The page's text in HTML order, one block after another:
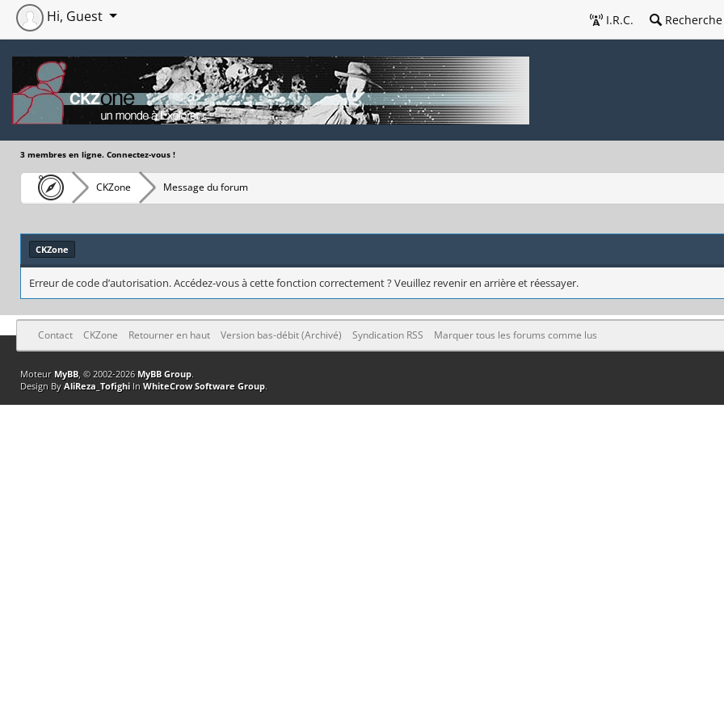
I.R.C. Recherche
Hi, Guest
3 membres en ligne. Connectez-vous !
CKZone Message du forum
CKZone
Erreur de code d’autorisation. Accédez-vous à cette fonction correctement ? Veuillez revenir en arrière et réessayer.
Contact CKZone Retourner en haut Version bas-débit (Archivé) Syndication RSS Marquer tous les forums comme lus
Moteur MyBB, © 2002-2026 MyBB Group.
Design By AliReza_TofighiIn WhiteCrow Software Group.